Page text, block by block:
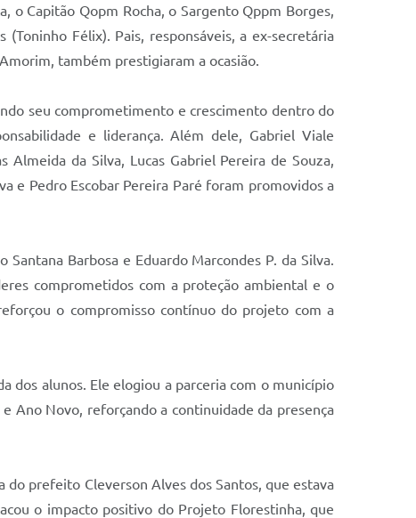
o Capitão Qopm Rocha, o Sargento Qppm Borges,
Félix). Pais, responsáveis, a ex-secretária
também prestigiaram a ocasião.
seu comprometimento e crescimento dentro do
e liderança. Além dele, Gabriel Viale
Almeida da Silva, Lucas Gabriel Pereira de Souza,
e Pedro Escobar Pereira Paré foram promovidos a
Barbosa e Eduardo Marcondes P. da Silva.
comprometidos com a proteção ambiental e o
o compromisso contínuo do projeto com a
dos alunos. Ele elogiou a parceria com o município
Ano Novo, reforçando a continuidade da presença
do prefeito Cleverson Alves dos Santos, que estava
o impacto positivo do Projeto Florestinha, que